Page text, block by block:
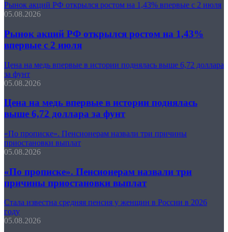
Рынок акций РФ открылся ростом на 1,43% впервые с 2 июля
05.08.2026
Рынок акций РФ открылся ростом на 1,43%
впервые с 2 июля
Цена на медь впервые в истории поднялась выше 6,72 доллара
за фунт
05.08.2026
Цена на медь впервые в истории поднялась
выше 6,72 доллара за фунт
«По прописке». Пенсионерам назвали три причины
приостановки выплат
05.08.2026
«По прописке». Пенсионерам назвали три
причины приостановки выплат
Стала известна средняя пенсия у женщин в России в 2026
году
05.08.2026